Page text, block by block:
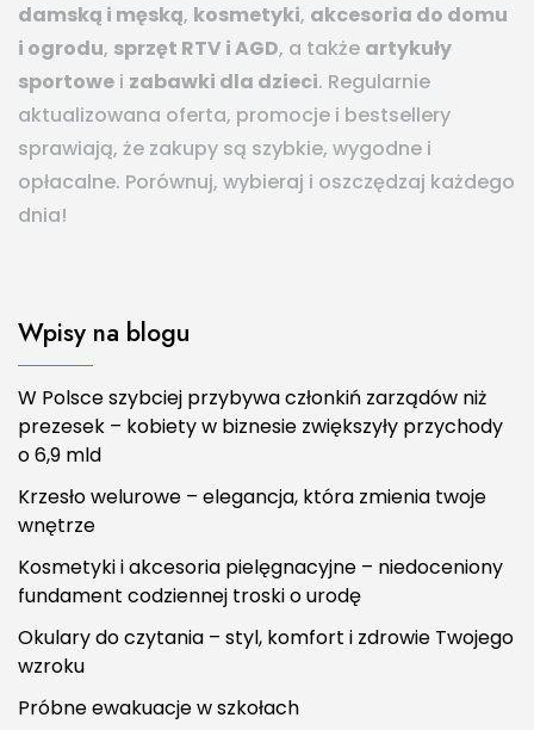
damską i męską, kosmetyki, akcesoria do domu
i ogrodu, sprzęt RTV i AGD, a także artykuły
sportowe i zabawki dla dzieci. Regularnie
aktualizowana oferta, promocje i bestsellery
sprawiają, że zakupy są szybkie, wygodne i
opłacalne. Porównuj, wybieraj i oszczędzaj każdego
dnia!
Wpisy na blogu
W Polsce szybciej przybywa członkiń zarządów niż
prezesek – kobiety w biznesie zwiększyły przychody
o 6,9 mld
Krzesło welurowe – elegancja, która zmienia twoje
wnętrze
Kosmetyki i akcesoria pielęgnacyjne – niedoceniony
fundament codziennej troski o urodę
Okulary do czytania – styl, komfort i zdrowie Twojego
wzroku
Próbne ewakuacje w szkołach